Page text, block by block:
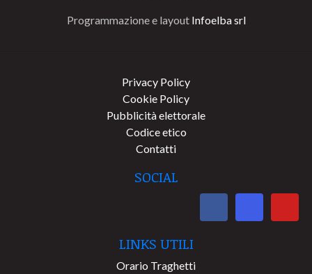
Programmazione e layout Infoelba srl
Privacy Policy
Cookie Policy
Pubblicità elettorale
Codice etico
Contatti
SOCIAL
LINKS UTILI
Orario Traghetti